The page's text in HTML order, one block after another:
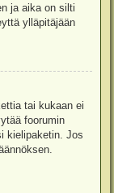
ja aika on silti
ylläpitäjään
tai kukaan ei
foorumin
kielipaketin. Jos